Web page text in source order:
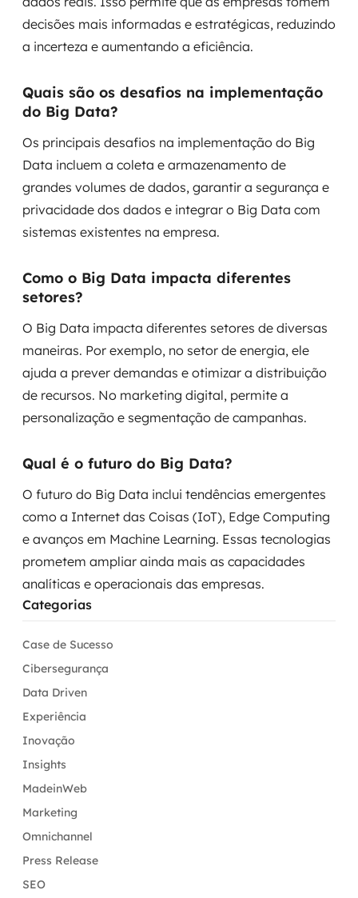
decisões mais informadas e estratégicas, reduzindo
a incerteza e aumentando a eficiência.
Quais são os desafios na implementação
do Big Data?
Os principais desafios na implementação do Big
Data incluem a coleta e armazenamento de
grandes volumes de dados, garantir a segurança e
privacidade dos dados e integrar o Big Data com
sistemas existentes na empresa.
Como o Big Data impacta diferentes
setores?
O Big Data impacta diferentes setores de diversas
maneiras. Por exemplo, no setor de energia, ele
ajuda a prever demandas e otimizar a distribuição
de recursos. No marketing digital, permite a
personalização e segmentação de campanhas.
Qual é o futuro do Big Data?
O futuro do Big Data inclui tendências emergentes
como a Internet das Coisas (IoT), Edge Computing
e avanços em Machine Learning. Essas tecnologias
prometem ampliar ainda mais as capacidades
analíticas e operacionais das empresas.
Categorias
Case de Sucesso
Cibersegurança
Data Driven
Experiência
Inovação
Insights
MadeinWeb
Marketing
Omnichannel
Press Release
SEO